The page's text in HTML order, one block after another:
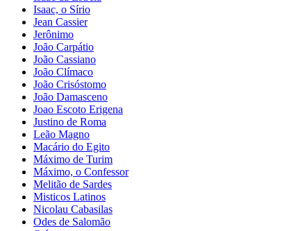
Isaac, o Sírio
Jean Cassier
Jerônimo
João Carpátio
João Cassiano
João Clímaco
João Crisóstomo
João Damasceno
Joao Escoto Erigena
Justino de Roma
Leão Magno
Macário do Egito
Máximo de Turim
Máximo, o Confessor
Melitão de Sardes
Misticos Latinos
Nicolau Cabasilas
Odes de Salomão